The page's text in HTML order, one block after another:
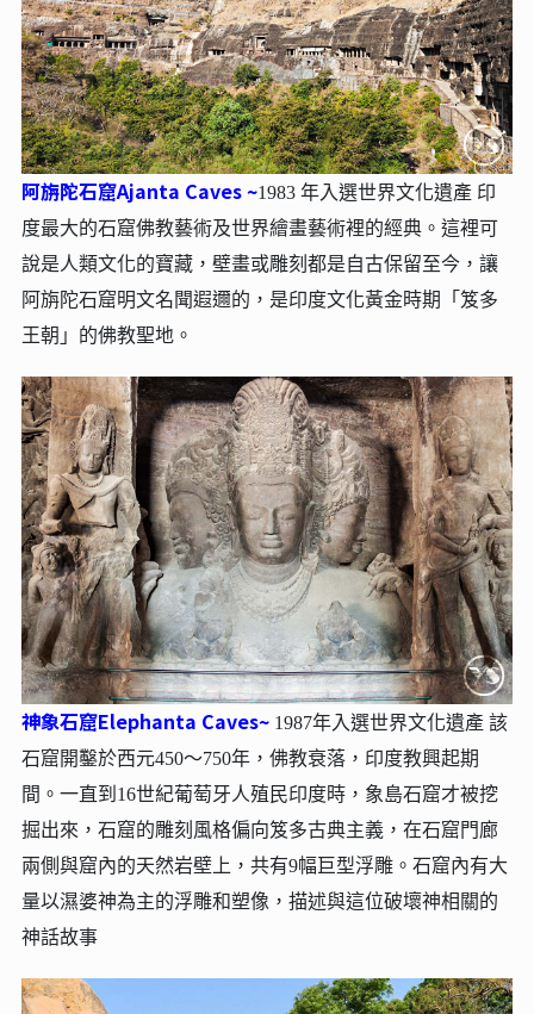
阿旃陀石窟Ajanta Caves ~1983 年入選世界文化遺產 印
度最大的石窟佛教藝術及世界繪畫藝術裡的經典。這裡可
說是人類文化的寶藏，壁畫或雕刻都是自古保留至今，讓
阿旃陀石窟明文名聞遐邇的，是印度文化黃金時期「笈多
王朝」的佛教聖地。
神象石窟Elephanta Caves~ 1987年入選世界文化遺產 該
石窟開鑿於西元450～750年，佛教衰落，印度教興起期
間。一直到16世紀葡萄牙人殖民印度時，象島石窟才被挖
掘出來，石窟的雕刻風格偏向笈多古典主義，在石窟門廊
兩側與窟內的天然岩壁上，共有9幅巨型浮雕。石窟內有大
量以濕婆神為主的浮雕和塑像，描述與這位破壞神相關的
神話故事